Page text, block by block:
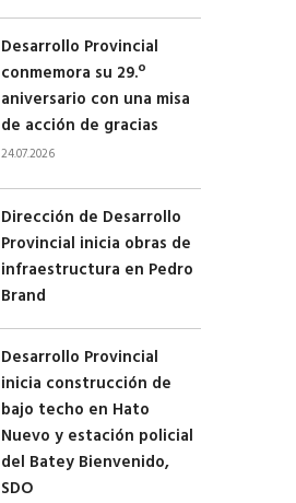
Desarrollo Provincial
conmemora su 29.º
aniversario con una misa
de acción de gracias
24.07.2026
Dirección de Desarrollo
Provincial inicia obras de
infraestructura en Pedro
Brand
Desarrollo Provincial
inicia construcción de
bajo techo en Hato
Nuevo y estación policial
del Batey Bienvenido,
SDO